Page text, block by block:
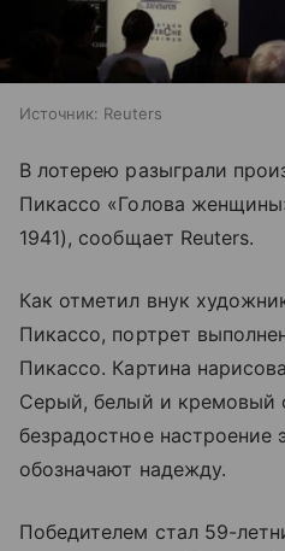
Источник: Reuters
В лотерею разыграли
Пикассо «Голова
1941), сообщает Reuters.
Как отметил внук
Пикассо, портрет
Пикассо. Картина
Серый, белый и кремовый
безрадостное
обозначают надежду.
Победителем стал 59-